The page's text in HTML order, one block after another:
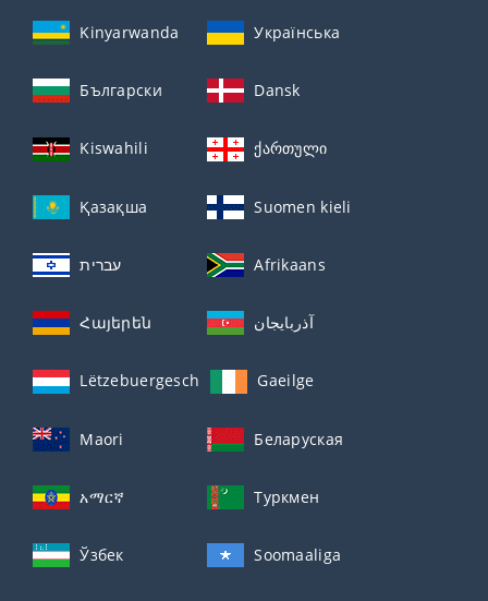
Kinyarwanda Українська
Български Dansk
Kiswahili ქართული
Қазақша Suomen kieli
עברית Afrikaans
Հայերեն آذربايجان
Lëtzebuergesch Gaeilge
Maori Беларуская
አማርኛ Туркмен
Ўзбек Soomaaliga